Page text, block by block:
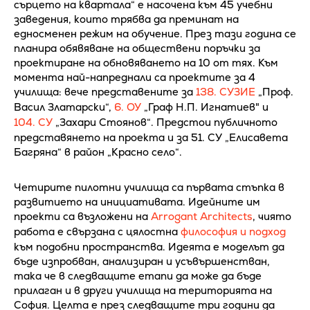
сърцето на квартала“ е насочена към 45 учебни
заведения, които трябва да преминат на
едносменен режим на обучение. През тази година се
планира обявяване на обществени поръчки за
проектиране на обновяването на 10 от тях. Към
момента най-напреднали са проектите за 4
училища: вече представените за 138. СУЗИЕ „Проф.
Васил Златарски“, 6. ОУ „Граф Н.П. Игнатиев" и
104. СУ „Захари Стоянов“. Предстои публичното
представянето на проекта и за 51. СУ „Елисавета
Багряна“ в район „Красно село“.
Четирите пилотни училища са първата стъпка в
развитието на инициативата. Идейните им
проекти са възложени на Arrogant Architects, чиято
работа е свързана с цялостна философия и подход
към подобни пространства. Идеята е моделът да
бъде изпробван, анализиран и усъвършенстван,
така че в следващите етапи да може да бъде
прилаган и в други училища на територията на
София. Целта е през следващите три години да